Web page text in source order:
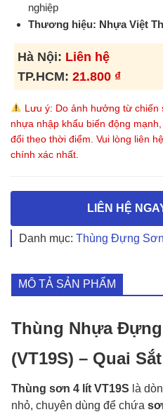
nghiệp
Thương hiệu: Nhựa Việt
Hà Nội: Liên hệ
TP.HCM: 21.800 ₫
Lưu ý: Do ảnh hưởng từ chiến
nhựa nhập khẩu biến động
đổi theo thời điểm. Vui lòng liên
chính xác nhất.
LIÊN HỆ
Danh mục: Thùng Đựng
MÔ TẢ SẢN PHẨM
Thùng Nhựa
(VT19S) – Quai
Thùng sơn 4 lít VT19S là
nhỏ, chuyên dùng để chứa